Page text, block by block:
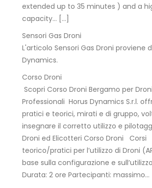
extended up to 35 minutes ) and a
capacity… […]
Sensori Gas Droni
L'articolo Sensori Gas Droni proviene
Dynamics.
Corso Droni
Scopri Corso Droni Bergamo per Droni
Professionali Horus Dynamics S.r.l.
pratici e teorici, mirati e di gruppo,
insegnare il corretto utilizzo e
Droni ed Elicotteri Corso Droni Corsi
teorico/pratici per l’utilizzo di Droni
base sulla configurazione e
Durata: 2 ore Partecipanti: massimo…